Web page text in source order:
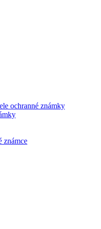
ochranné známky
známce